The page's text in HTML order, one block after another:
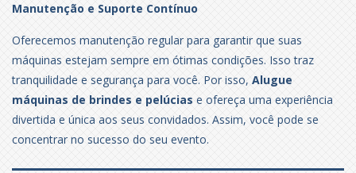
Manutenção e Suporte Contínuo
Oferecemos manutenção regular para garantir que suas
máquinas estejam sempre em ótimas condições. Isso traz
tranquilidade e segurança para você. Por isso, Alugue
máquinas de brindes e pelúcias e ofereça uma experiência
divertida e única aos seus convidados. Assim, você pode se
concentrar no sucesso do seu evento.